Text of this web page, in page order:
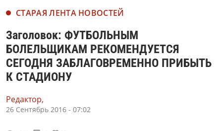
СТАРАЯ ЛЕНТА НОВОСТЕЙ
Заголовок: ФУТБОЛЬНЫМ
БОЛЕЛЬЩИКАМ РЕКОМЕНДУЕТСЯ
СЕГОДНЯ ЗАБЛАГОВРЕМЕННО ПРИБЫТЬ
К СТАДИОНУ
Редактор,
26 Сентябрь 2016 - 07:02